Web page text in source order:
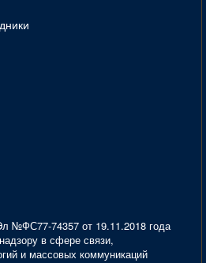
№ФС77-74357 от 19.11.2018 года
в сфере связи,
и массовых коммуникаций